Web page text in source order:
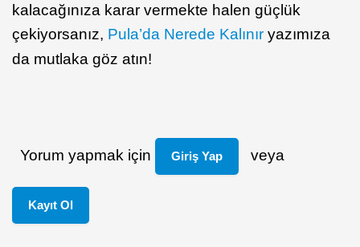
kalacağınıza karar vermekte halen güçlük
çekiyorsanız, Pula’da Nerede Kalınır yazımıza
da mutlaka göz atın!
Yorum yapmak için Giriş Yap veya
Kayıt Ol